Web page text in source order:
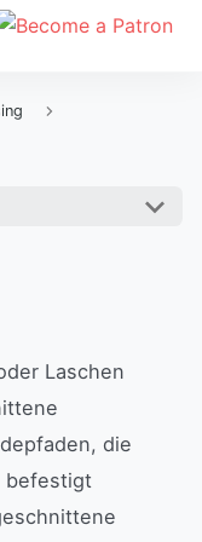
Laschen
die
befestigt